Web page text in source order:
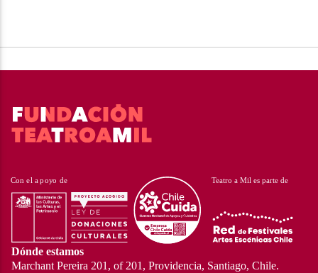
Dónde estamos
Marchant Pereira 201, of 201, Providencia, Santiago, Chile.